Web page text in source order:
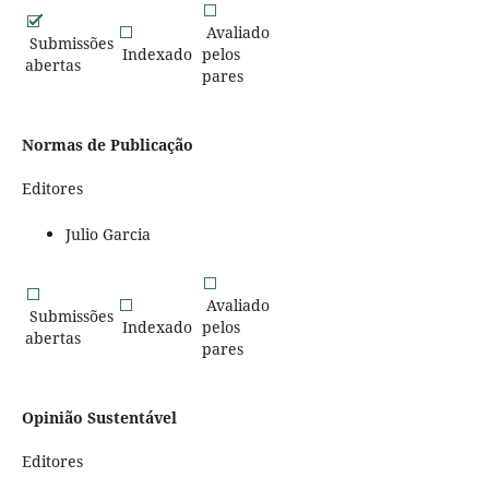
Submissões
abertas
Indexado
Avaliado
pelos
pares
Normas de Publicação
Editores
Julio Garcia
Submissões
abertas
Indexado
Avaliado
pelos
pares
Opinião Sustentável
Editores